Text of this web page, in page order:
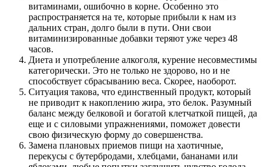
витаминами, ошибочно в корне. Особенно это
распространяется на те, которые прибыли к нам из
дальних стран, долго были в пути. Они свои
витаминизированные добавки теряют уже через 48
часов.
Диета и употребление алкоголя, курение несовместимы
категорически. Это не только не здорово, но и не
способствует сбрасыванию веса. Скорее, наоборот.
Ситуация такова, что единственный продукт, который
не приводит к накоплению жира, это белок. Разумный
баланс между белковой и богатой клетчаткой пищей, да
еще и с силовыми упражнениями, поможет довести
свою физическую форму до совершенства.
Замена плановых приемов пищи на хаотичные,
перекусы с бутербродами, хлебцами, бананами или